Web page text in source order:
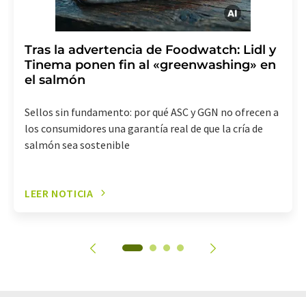
Tras la advertencia de Foodwatch: Lidl y
Tinema ponen fin al «greenwashing» en
el salmón
Sellos sin fundamento: por qué ASC y GGN no ofrecen a
los consumidores una garantía real de que la cría de
salmón sea sostenible
LEER NOTICIA